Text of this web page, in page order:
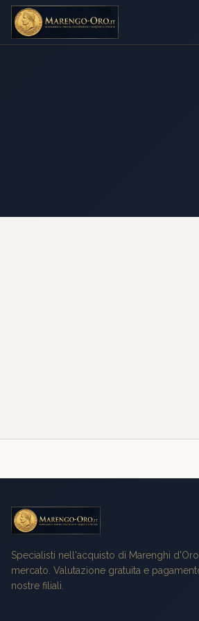
Specialisti nell'acquisto di Marenghi
mercato. Valutazione gratuita e
nostre filiali.